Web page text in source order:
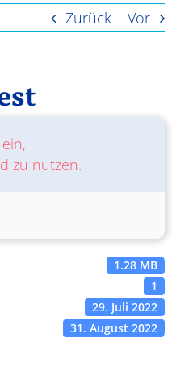
Zurück Vor
zu nutzen.
1.28 MB
1
29. Juli 2022
31. August 2022